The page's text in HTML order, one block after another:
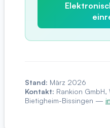
Stand: März 2026
Kontakt: Rankion GmbH,
Bietigheim-Bissingen —